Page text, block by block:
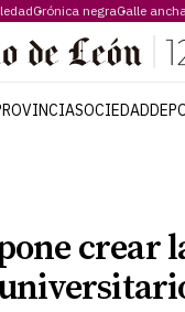
Crónica negraCalle
SOCIEDAD
crear